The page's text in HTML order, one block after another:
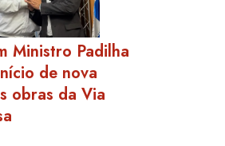
Ministro Padilha
de nova
obras da Via